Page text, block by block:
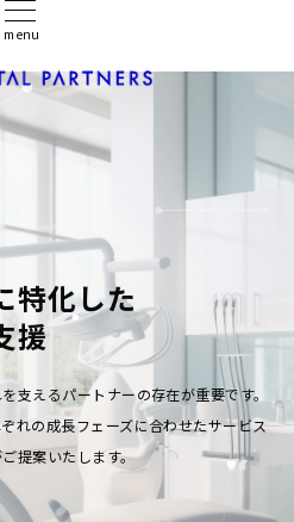
menu
特化した
援
支えるパートナーの存在が重要です。
れの成長フェーズに合わせたサービス
提案いたします。